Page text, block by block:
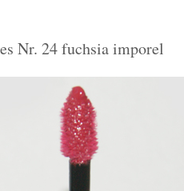
Nr. 24 fuchsia imporel